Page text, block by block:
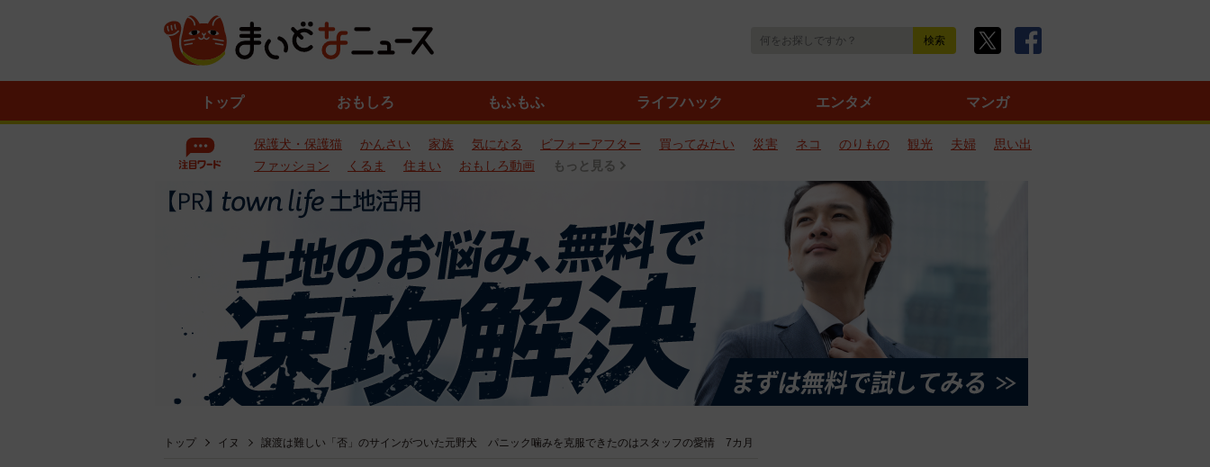
トップ おもしろ もふもふ ライフハック エンタメ マンガ
保護犬・保護猫 かんさい 家族 気になる ビフォーアフター 買ってみたい 災害 ネコ のりもの 観光 夫婦
思い出
ファッション
くるま 住まい おもしろ動画 もっと見る
トップ イヌ 譲渡は難しい「否」のサインがついた元野犬 パニック噛みを克服できたのはスタッフの愛情 7カ月